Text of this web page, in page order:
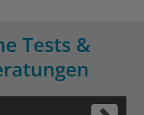
Tests &